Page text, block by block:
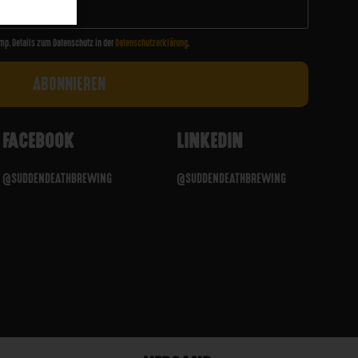
Details zum Datenschutz in der Datenschutzerklärung.
FACEBOOK
@SUDDENDEATHBREWING
LINKEDIN
@SUDDENDEATHBREWING